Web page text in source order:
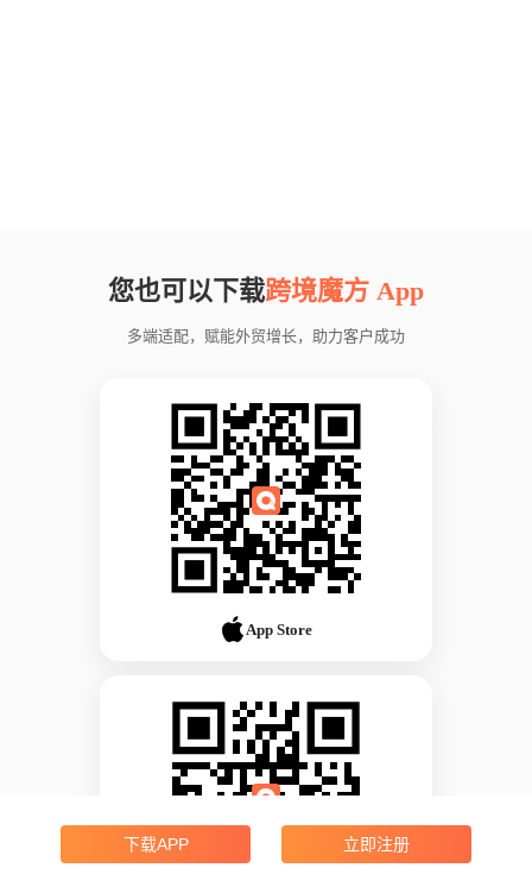
您也可以下载跨境魔方 App
多端适配，赋能外贸增长，助力客户成功
App Store
下载APP 立即注册